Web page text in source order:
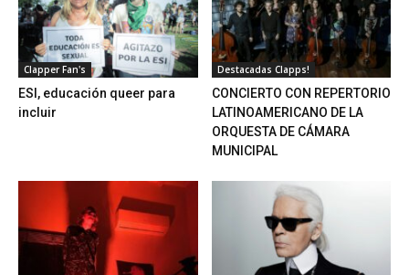
Clapper Fan's
ESI, educación queer para
incluir
Destacadas Clapps!
CONCIERTO CON REPERTORIO
LATINOAMERICANO DE LA
ORQUESTA DE CÁMARA
MUNICIPAL